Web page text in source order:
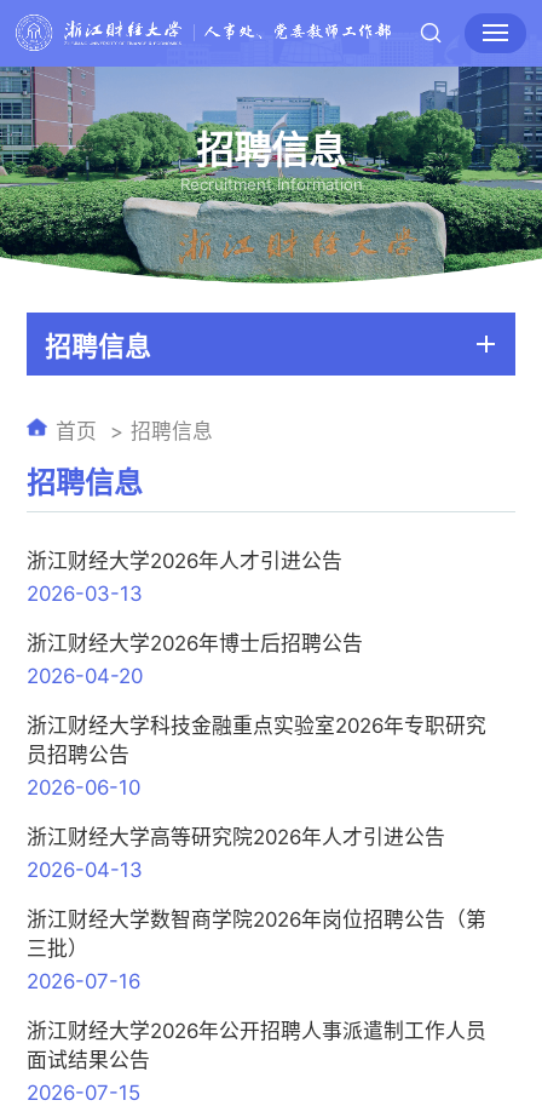
招聘信息
Recruitment Information
招聘信息
招聘信息
首页 招聘信息
浙江财经大学2026年人才引进公告
2026-03-13
浙江财经大学2026年博士后招聘公告
2026-04-20
浙江财经大学科技金融重点实验室2026年专职研究
员招聘公告
2026-06-10
浙江财经大学高等研究院2026年人才引进公告
2026-04-13
浙江财经大学数智商学院2026年岗位招聘公告（第
三批）
2026-07-16
浙江财经大学2026年公开招聘人事派遣制工作人员
面试结果公告
2026-07-15